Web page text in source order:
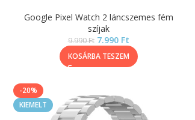
Google Pixel Watch 2 láncszemes fém
szíjak
9.990Ft 7.990 Ft
KOSÁRBA TESZEM
-20%
KIEMELT